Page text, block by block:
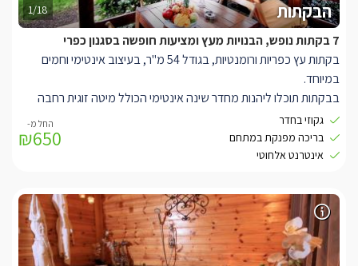
1/18 הבקתות
7 בקתות נופש, הבנויות מעץ ומציעות חופשה בסגנון כפרי
בקתות עץ כפריות ורומנטיות, בגודל 54 מ"ר, בעיצוב אינטימי וחמים
במיוחד.
בבקתות תוכלו ליהנות מחדר שינה אינטימי הכולל מיטה זוגית רחבה
ונוחה מעץ, לצדה ניצב ג'קוזי זוגי רומנטי על במת עץ פינתית ומסך LCD
37' בערוצי הלוויין.
פינת ישיבה נעימה, בסלון האירוח ישנה ספה גדולה נפתחת, שולחן
חשמליות, פינת קפה וכלי מטבח.
לכל בקתה יציאה אל מרפסת ישיבה פרטית נעימה.
גקוזי בחדר
בריכה מפנקת במתחם
אינטרנט אלחוטי
₪650